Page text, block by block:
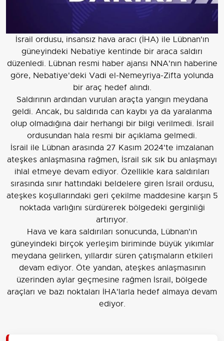
İsrail ordusu, insansız hava aracı (İHA) ile Lübnan'ın
güneyindeki Nebatiye kentinde bir araca saldırı
düzenledi. Lübnan resmi haber ajansı NNA'nın haberine
göre, Nebatiye'deki Vadi el-Nemeyriya-Zifta yolunda
bir araç hedef alındı.
Saldırının ardından vurulan araçta yangın meydana
geldi. Ancak, bu saldırıda can kaybı ya da yaralanma
olup olmadığına dair herhangi bir bilgi verilmedi. İsrail
ordusundan hala resmi bir açıklama gelmedi.
İsrail ile Lübnan arasında 27 Kasım 2024'te imzalanan
ateşkes anlaşmasına rağmen, İsrail sık sık bu anlaşmayı
ihlal etmeye devam ediyor. Özellikle kara saldırıları
sırasında sınır hattındaki beldelere giren İsrail ordusu,
ateşkes koşullarındaki geri çekilme maddesine karşın 5
noktada varlığını sürdürerek bölgedeki gerginliği
artırıyor.
Hava ve kara saldırıları sonucunda, Lübnan'ın
güneyindeki birçok yerleşim biriminde büyük yıkımlar
meydana gelirken, yıllardır süren çatışmaların etkileri
devam ediyor. Öte yandan, ateşkes anlaşmasının
üzerinden aylar geçmesine rağmen İsrail, bölgede
araçları ve bazı noktaları İHA'larla hedef almaya devam
ediyor.